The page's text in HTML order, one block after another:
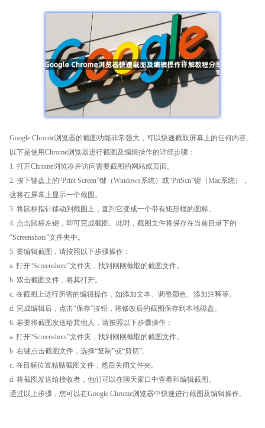
Google Chrome浏览器的截图功能非常强大，可以快速截取屏幕上的任何内容。
以下是使用Chrome浏览器进行截图及编辑操作的详细步骤：
1. 打开Chrome浏览器并访问需要截图的网站或页面。
2. 按下键盘上的“Print Screen”键（Windows系统）或“PrtScn”键（Mac系统），
这将在屏幕上显示一个截图。
3. 将鼠标指针移动到截图上，直到它变成一个带有矩形框的图标。
4. 点击鼠标左键，即可完成截图。此时，截图文件将保存在当前目录下的
“Screenshots”文件夹中。
5. 要编辑截图，请按照以下步骤操作：
a. 打开“Screenshots”文件夹，找到刚刚截取的截图文件。
b. 双击截图文件，将其打开。
c. 在截图上进行所需的编辑操作，如添加文本、调整颜色、添加注释等。
d. 完成编辑后，点击“保存”按钮，将修改后的截图保存到本地磁盘。
6. 若要将截图发送给其他人，请按照以下步骤操作：
a. 打开“Screenshots”文件夹，找到刚刚截取的截图文件。
b. 右键点击截图文件，选择“复制”或“剪切”。
c. 在目标位置粘贴截图文件，然后关闭文件夹。
d. 将截图发送给接收者，他们可以在聊天窗口中查看和编辑截图。
通过以上步骤，您可以在Google Chrome浏览器中快速进行截图及编辑操作。